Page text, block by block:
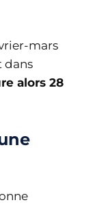
mars
dans
alors 28